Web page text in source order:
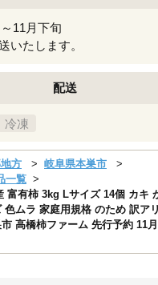
11月下旬
いたします。
配送
冷凍
方
岐阜県本巣市
一覧
富有柿 3kg Lサイズ 14個 カキ
色ムラ 家庭用規格 のため 訳ア
高橋柿ファーム 先行予約 11